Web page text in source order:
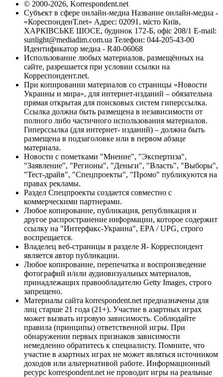
© 2000-2026, Korrespondent.net
Субъект в сфере онлайн-медиа Название онлайн-медиа -
«КореспонденТ.net» Адрес: 02091, місто Київ,
ХАРКІВСЬКЕ ШОСЕ, будинок 172-Б, офіс 208/1 E-mail:
sunlight@mediadim.com.ua Телефон: 044-205-43-00
Идентификатор медиа - R40-06068
Использование любых материалов, размещённых на
сайте, разрешается при условии ссылки на
Корреспондент.net.
При копировании материалов со страницы «Новости
Украины и мира», для интернет-изданий – обязательна
прямая открытая для поисковых систем гиперссылка.
Ссылка должна быть размещена в независимости от
полного либо частичного использования материалов.
Гиперссылка (для интернет- изданий) – должна быть
размещена в подзаголовке или в первом абзаце
материала.
Новости с пометками "Мнение", "Экспертиза",
"Заявление", "Регионы", "Деньги", "Власть", "Выборы",
"Тест-драйв", "Спецпроекты", "Промо" публикуются на
правах рекламы.
Раздел Спецпроекты создается совместно с
коммерческими партнерами.
Любое копирование, публикация, републикация и
другое распространение информации, которое содержит
ссылку на "Интерфакс-Украина", EPA / UPG, строго
воспрещается.
Владелец веб-страницы в разделе Я- Корреспондент
является автор публикации.
Любое копирование, перепечатка и воспроизведение
фотографий и/или аудиовизуальных материалов,
принадлежащих правообладателю Getty Images, строго
запрещено.
Материалы сайта korrespondent.net предназначены для
лиц старше 21 года (21+). Участие в азартных играх
может вызвать игровую зависимость. Соблюдайте
правила (принципы) ответственной игры. При
обнаружении первых признаков зависимости
немедленно обратитесь к специалисту. Помните, что
участие в азартных играх не может являться источником
доходов или альтернативой работе. Информационный
ресурс korrespondent.net не проводит игры на реальные